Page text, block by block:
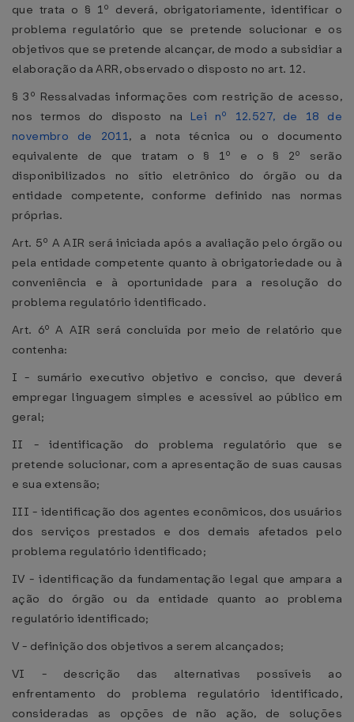
que trata o § 1º deverá, obrigatoriamente, identificar o
problema regulatório que se pretende solucionar e os
objetivos que se pretende alcançar, de modo a subsidiar a
elaboração da ARR, observado o disposto no art. 12.
§ 3º Ressalvadas informações com restrição de acesso,
nos termos do disposto na Lei nº 12.527, de 18 de
novembro de 2011, a nota técnica ou o documento
equivalente de que tratam o § 1º e o § 2º serão
disponibilizados no sítio eletrônico do órgão ou da
entidade competente, conforme definido nas normas
próprias.
Art. 5º A AIR será iniciada após a avaliação pelo órgão ou
pela entidade competente quanto à obrigatoriedade ou à
conveniência e à oportunidade para a resolução do
problema regulatório identificado.
Art. 6º A AIR será concluída por meio de relatório que
contenha:
I - sumário executivo objetivo e conciso, que deverá
empregar linguagem simples e acessível ao público em
geral;
II - identificação do problema regulatório que se
pretende solucionar, com a apresentação de suas causas
e sua extensão;
III - identificação dos agentes econômicos, dos usuários
dos serviços prestados e dos demais afetados pelo
problema regulatório identificado;
IV - identificação da fundamentação legal que ampara a
ação do órgão ou da entidade quanto ao problema
regulatório identificado;
V - definição dos objetivos a serem alcançados;
VI - descrição das alternativas possíveis ao
enfrentamento do problema regulatório identificado,
consideradas as opções de não ação, de soluções